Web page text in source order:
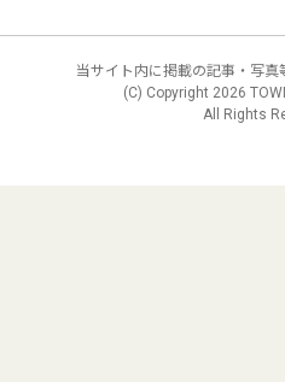
当サイト内に掲載の記事・写真
(C) Copyright 2026
All Rights